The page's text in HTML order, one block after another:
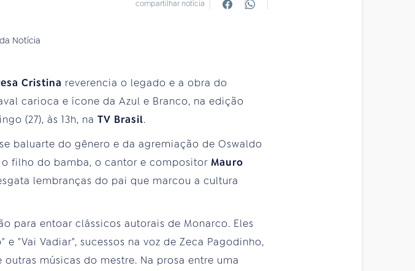
compartilhar notícia
Cristina reverencia o legado e a obra do
carioca e ícone da Azul e Branco, na edição
(27), às 13h, na TV Brasil.
baluarte do gênero e da agremiação de Oswaldo
o filho do bamba, o cantor e compositor Mauro
lembranças do pai que marcou a cultura
para entoar clássicos autorais de Monarco. Eles
"Vai Vadiar", sucessos na voz de Zeca Pagodinho,
músicas do mestre. Na prosa entre uma